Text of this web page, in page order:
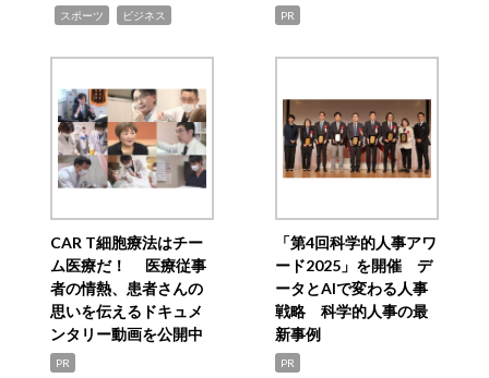
スポーツ ビジネス PR
CAR T細胞療法はチー
ム医療だ！ 医療従事
者の情熱、患者さんの
思いを伝えるドキュメ
ンタリー動画を公開中
PR
「第4回科学的人事アワ
ード2025」を開催 デ
ータとAIで変わる人事
戦略 科学的人事の最
新事例
PR